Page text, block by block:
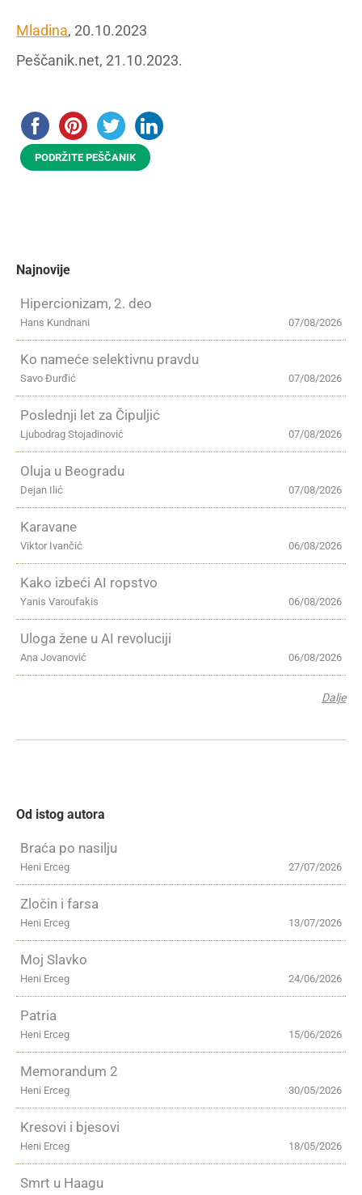
Mladina, 20.10.2023
Peščanik.net, 21.10.2023.
PODRŽITE PEŠČANIK
Najnovije
Hipercionizam, 2. deo
07/08/2026
Hans Kundnani
Ko nameće selektivnu pravdu
07/08/2026
Savo Đurđić
Poslednji let za Čipuljić
07/08/2026
Ljubodrag Stojadinović
Oluja u Beogradu
07/08/2026
Dejan Ilić
Karavane
06/08/2026
Viktor Ivančić
Kako izbeći AI ropstvo
06/08/2026
Yanis Varoufakis
Uloga žene u AI revoluciji
06/08/2026
Ana Jovanović
Dalje
Od istog autora
Braća po nasilju
27/07/2026
Heni Erceg
Zločin i farsa
13/07/2026
Heni Erceg
Moj Slavko
24/06/2026
Heni Erceg
Patria
15/06/2026
Heni Erceg
Memorandum 2
30/05/2026
Heni Erceg
Kresovi i bjesovi
18/05/2026
Heni Erceg
Smrt u Haagu